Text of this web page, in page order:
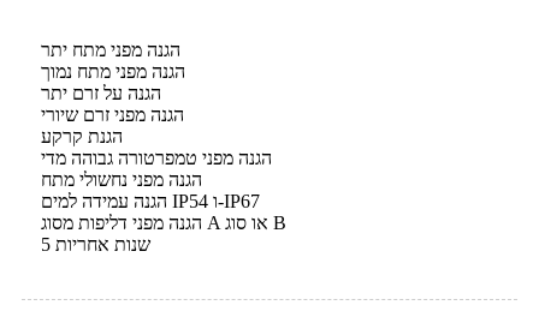
הגנה מפני מתח יתר
הגנה מפני מתח נמוך
הגנה על זרם יתר
הגנה מפני זרם שיורי
הגנת קרקע
הגנה מפני טמפרטורה גבוהה מדי
הגנה מפני נחשולי מתח
הגנה עמידה למים IP54 ו-IP67
הגנה מפני דליפות מסוג A או סוג B
5 שנות אחריות